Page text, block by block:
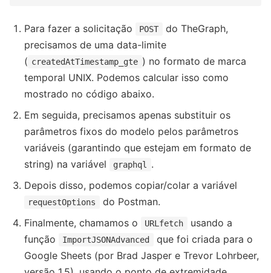
Para fazer a solicitação POST
do TheGraph,
precisamos de uma data-limite
( createdAtTimestamp_gte ) no formato de marca
temporal UNIX. Podemos calcular isso como
mostrado no código abaixo.
Em seguida, precisamos apenas substituir os
parâmetros fixos do modelo pelos parâmetros
variáveis (garantindo que estejam em formato de
string) na variável
graphql
.
Depois disso, podemos copiar/colar a variável
requestOptions
do Postman.
Finalmente, chamamos o
URLfetch
usando a
função
ImportJSONAdvanced
que foi criada para o
Google Sheets (por Brad Jasper e Trevor Lohrbeer,